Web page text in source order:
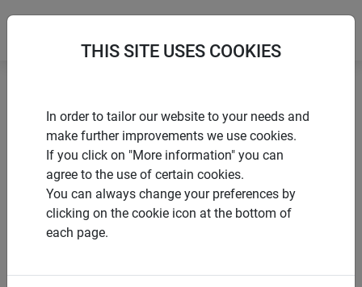
Accueil Accessoires Piquets d’ancrage métallique
PRODUITS
PIQUETS D’ANCRAGE
THIS SITE USES COOKIES
In order to tailor our website to your needs and
make further improvements we use cookies.
If you click on "More information" you can
agree to the use of certain cookies.
You can always change your preferences by
clicking on the cookie icon at the bottom of
each page.